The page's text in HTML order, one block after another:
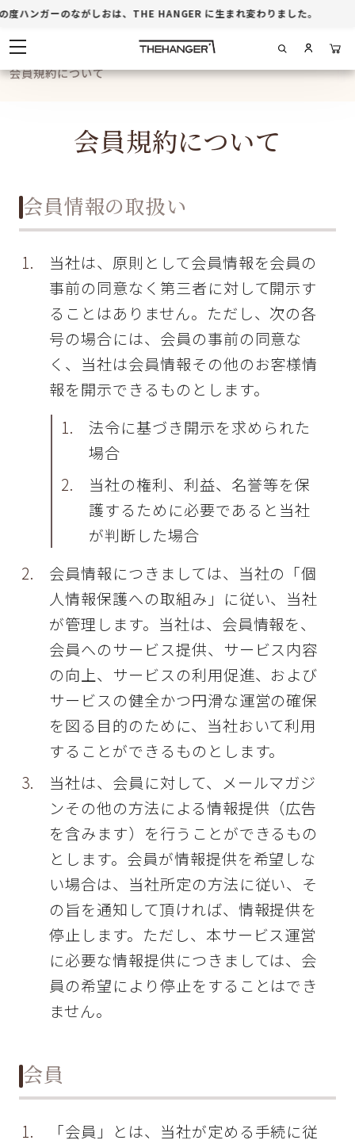
ハンガーのながしおは、THE HANGER に生まれ変わりました。
ホテル・店舗
ブログ
会員規約について
会員規約について
会員情報の取扱い
当社は、原則として会員情報を会員の
事前の同意なく第三者に対して開示す
ることはありません。ただし、次の各
号の場合には、会員の事前の同意な
く、当社は会員情報その他のお客様情
報を開示できるものとします。
法令に基づき開示を求められた
場合
当社の権利、利益、名誉等を保
護するために必要であると当社
が判断した場合
会員情報につきましては、当社の「個
人情報保護への取組み」に従い、当社
が管理します。当社は、会員情報を、
会員へのサービス提供、サービス内容
の向上、サービスの利用促進、および
サービスの健全かつ円滑な運営の確保
を図る目的のために、当社おいて利用
することができるものとします。
当社は、会員に対して、メールマガジ
ンその他の方法による情報提供（広告
を含みます）を行うことができるもの
とします。会員が情報提供を希望しな
い場合は、当社所定の方法に従い、そ
の旨を通知して頂ければ、情報提供を
停止します。ただし、本サービス運営
に必要な情報提供につきましては、会
員の希望により停止をすることはでき
ません。
会員
「会員」とは、当社が定める手続に従